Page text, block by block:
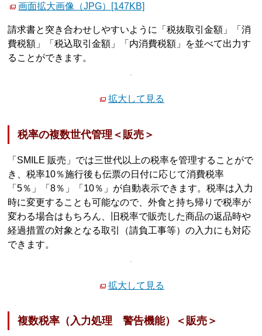
画面拡大画像（JPG）[147KB]
請求書と突き合わせしやすいように「税抜取引金額」「消
費税額」「税込取引金額」「内消費税額」を並べて出力す
ることができます。
拡大して見る
税率の複数世代管理＜販売＞
「SMILE 販売」では三世代以上の税率を管理することがで
き、税率10％施行後も伝票の日付に応じて消費税率
「5％」「8％」「10％」が自動表示できます。税率は入力
時に変更することも可能なので、外食と持ち帰りで税率が
変わる場合はもちろん、旧税率で販売した商品の返品時や
経過措置の対象となる取引（請負工事等）の入力にも対応
できます。
拡大して見る
複数税率（入力処理 警告機能）＜販売＞